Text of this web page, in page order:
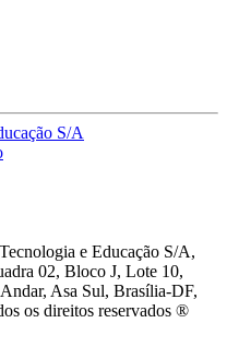
S/A
e Educação S/A,
02, Bloco J, Lote 10,
Asa Sul, Brasília-DF,
os direitos reservados ®